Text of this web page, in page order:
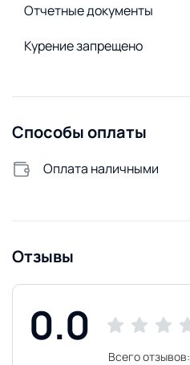
Отчетные документы
Курение запрещено
Способы оплаты
Оплата наличными
Отзывы
0.0
Всего отзывов: